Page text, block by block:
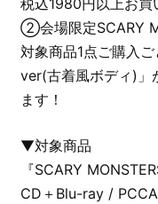
税込1980円以上お買
②会場限定SCARY
対象商品1点ご購入
ver(古着風ボディ)」
ます！
▼対象商品
『SCARY
CD＋Blu-ray /